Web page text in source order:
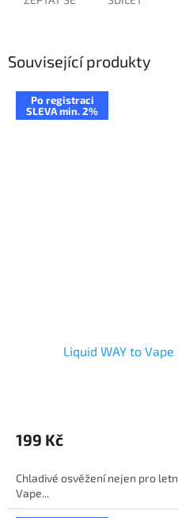
Související produkty
Po registraci
SLEVA min. 2%
Liquid WAY to
199 Kč
Chladivé osvěžení nejen pro
Vape...